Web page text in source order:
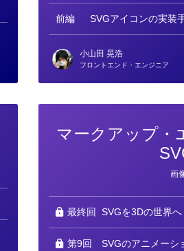
前編 SVGアイコンの実装
小山田 晃浩
フロントエンド・エンジニア
マークアップ・
リ
画
最終回 SVGを3Dの世界へ
第9回 SVGのアニメーシ